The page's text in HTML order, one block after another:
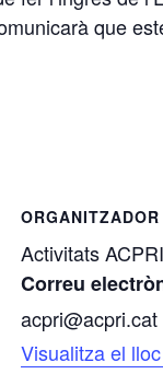
que
ORGANITZADOR
Activitats ACPRI
Correu
acpri@acpri.cat
Visualitza el